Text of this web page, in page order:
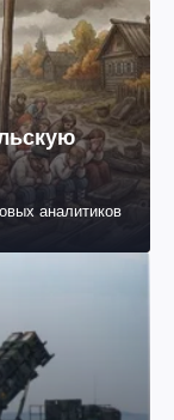
аналитиков